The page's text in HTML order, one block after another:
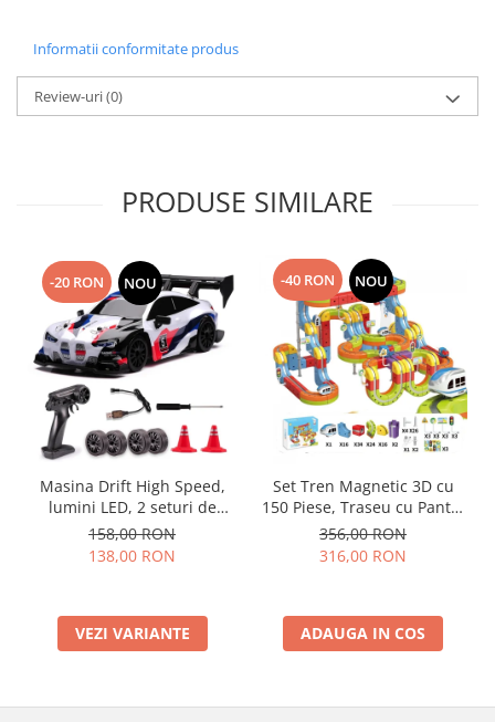
Informatii conformitate produs
Review-uri(0)
PRODUSE SIMILARE
-20 RON NOU
Masina Drift High Speed,
lumini LED, 2 seturi de
Anvelope, pentru Copii +8
ani si Adulti , acumulator
158,00 RON
138,00 RON
VEZI VARIANTE
-40 RON NOU
Set Tren Magnetic 3D cu
150 Piese, Traseu cu Pante,
Buclă, Poduri și Cuburi
Colorate, Jucarie Educativa,
356,00 RON
316,00 RON
ADAUGA IN COS